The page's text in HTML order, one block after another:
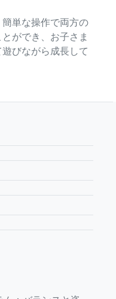
単な操作で両方の
ができ、お子さま
びながら成長して